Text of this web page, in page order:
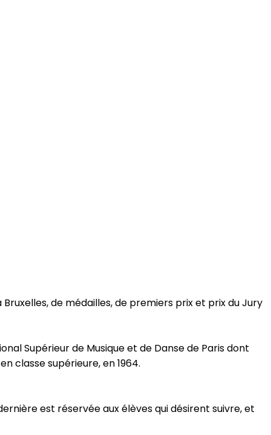
de médailles, de premiers prix et prix du Jury
Supérieur de Musique et de Danse de Paris dont
classe supérieure, en 1964.
est réservée aux élèves qui désirent suivre, et